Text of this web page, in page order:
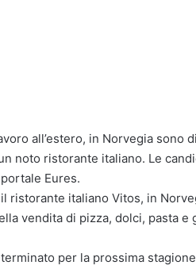
all’estero, in Norvegia
noto ristorante italiano. Le
Eures.
ristorante italiano Vitos, in
vendita di pizza, dolci, pasta e
per la prossima